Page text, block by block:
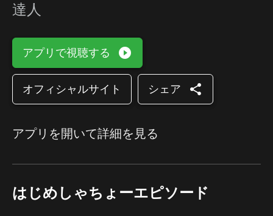
達人
アプリで視聴する play_circle_filled
オフィシャルサイト シェア share
アプリを開いて詳細を見る
はじめしゃちょーエピソード